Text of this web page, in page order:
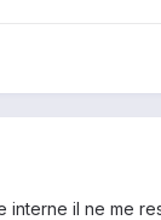
il ne me